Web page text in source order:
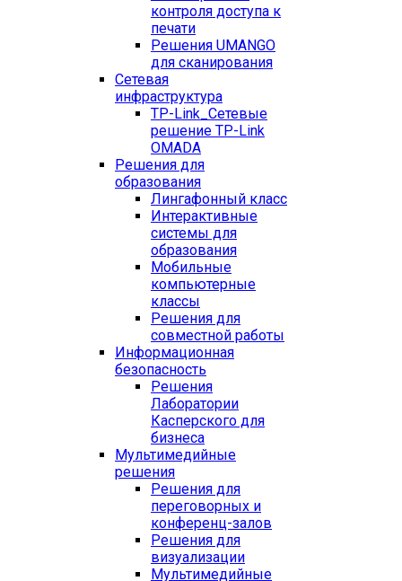
контроля доступа к
печати
Решения UMANGO
для сканирования
Сетевая
инфраструктура
TP-Link_ Сетевые
решение TP-Link
OMADA
Решения для
образования
Лингафонный класс
Интерактивные
системы для
образования
Мобильные
компьютерные
классы
Решения для
совместной работы
Информационная
безопасность
Решения
Лаборатории
Касперского для
бизнеса
Мультимедийные
решения
Решения для
переговорных и
конференц-залов
Решения для
визуализации
Мультимедийные